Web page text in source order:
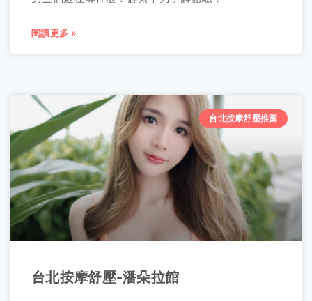
閱讀更多 »
台北按摩舒壓推薦
台北按摩舒壓-潘朵拉館